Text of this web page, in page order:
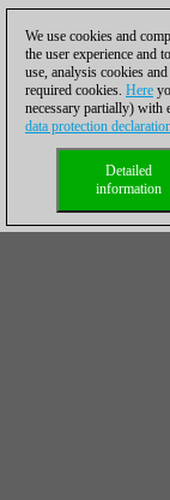
We use cookies and
the user experience and
use, analysis cookies
required cookies. Here
necessary partially) with
data protection
Detailed
information